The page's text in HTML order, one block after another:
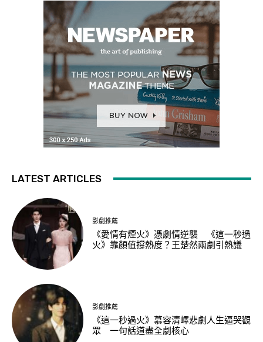
LATEST ARTICLES
影劇推薦
《愛情有煙火》憑劇情逆襲 《這一秒過
火》靠顏值撐熱度？王楚然兩劇引熱議
影劇推薦
《這一秒過火》慕容清嶧悲劇人生逼哭觀
眾 一句話道盡全劇核心